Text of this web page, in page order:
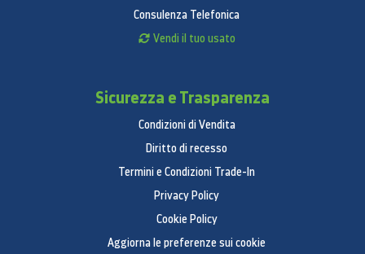
Consulenza Telefonica
Vendi il tuo usato
Sicurezza e Trasparenza
Condizioni di Vendita
Diritto di recesso
Termini e Condizioni Trade-In
Privacy Policy
Cookie Policy
Aggiorna le preferenze sui cookie